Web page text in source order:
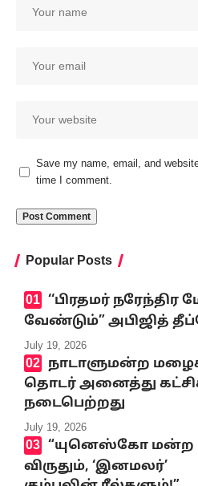
Save my name, email, and
time I comment.
Popular Posts
‘‘பிரதமர் நரேந்திர
வேண்டும்” அபிஜித்
July 19, 2026
நாடாளுமன்ற
தொடர் அனைத்து
நடைபெற்றது
July 19, 2026
“யுனெஸ்கோ மன்ற
விருதும், ‘இனமலர்’